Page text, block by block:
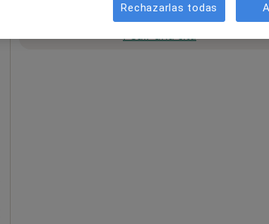
La reserva de cita online no está
Pedir una cita
Rechazarlas todas